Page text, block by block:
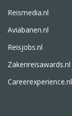
Reismedia.nl
Aviabanen.nl
Reisjobs.nl
Zakenreisawards.nl
Careerexperience.nl